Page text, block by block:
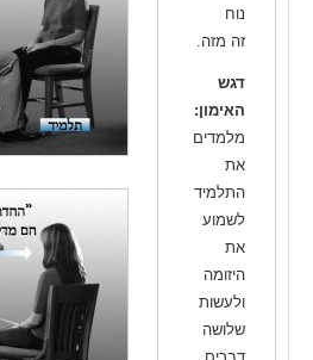
נוח
זה מזה.
דגש
האימון:
מלמדים
את
התלמיד
לשמוע
את
היזומה
ולעשות
שלושה